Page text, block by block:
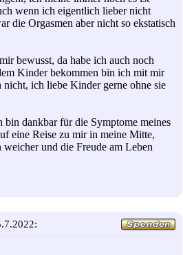
wenn ich eigentlich lieber nicht
die Orgasmen aber nicht so ekstatisch
bewusst, da habe ich auch noch
Kinder bekommen bin ich mit mir
nicht, ich liebe Kinder gerne ohne sie
bin dankbar für die Symptome meines
eine Reise zu mir in meine Mitte,
und die Freude am Leben